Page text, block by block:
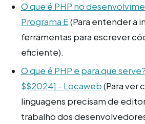
O que é PHP no
Programa E(Para entender a
ferramentas para escrever
eficiente).
O que é PHP e para que
$$2024] - Locaweb(Para ver
linguagens precisam de
trabalho dos